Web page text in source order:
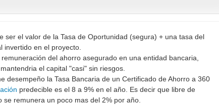
ser el valor de la Tasa de Oportunidad (segura) + una tasa del
invertido en el proyecto.
del ahorro asegurado en una entidad bancaria,
el capital "casi" sin riesgos.
desempeño la Tasa Bancaria de un Certificado de Ahorro a 360
predecible es el 8 a 9% en el año. Es decir que libre de
se remunera un poco mas del 2% por año.